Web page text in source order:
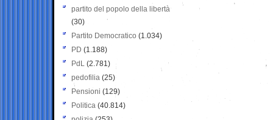
partito del popolo della libertà
(30)
Partito Democratico (1.034)
PD (1.188)
PdL (2.781)
pedofilia (25)
Pensioni (129)
Politica (40.814)